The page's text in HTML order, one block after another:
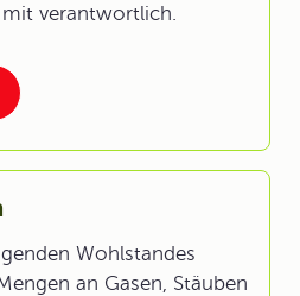
verantwortlich.
Wohlstandes
an Gasen, Stäuben